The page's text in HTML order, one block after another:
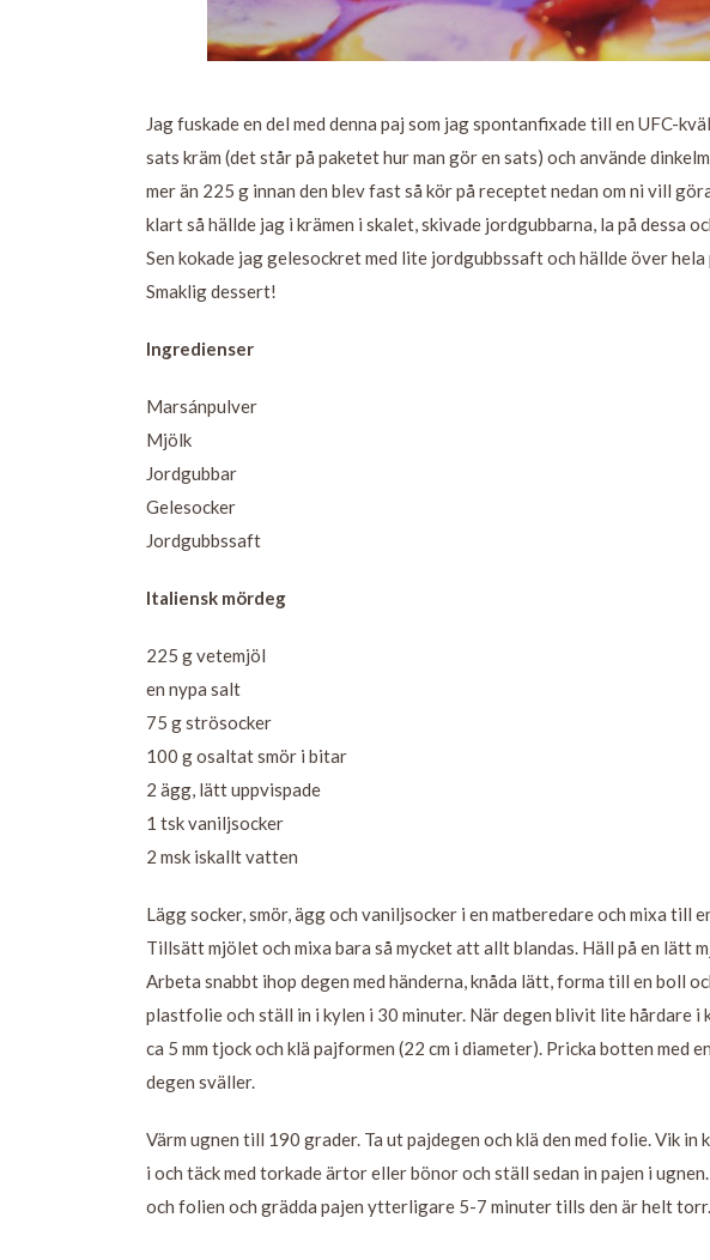
Jag fuskade en del med denna paj som jag spontanfixade till en UFC-
sats kräm (det står på paketet hur man gör en sats) och använde
mer än 225 g innan den blev fast så kör på receptet nedan om ni vill
klart så hällde jag i krämen i skalet, skivade jordgubbarna, la på dessa
Sen kokade jag gelesockret med lite jordgubbssaft och hällde över
Smaklig dessert!
Ingredienser
Marsánpulver
Mjölk
Jordgubbar
Gelesocker
Jordgubbssaft
Italiensk mördeg
225 g vetemjöl
en nypa salt
75 g strösocker
100 g osaltat smör i bitar
2 ägg, lätt uppvispade
1 tsk vaniljsocker
2 msk iskallt vatten
Lägg socker, smör, ägg och vaniljsocker i en matberedare och mixa till
Tillsätt mjölet och mixa bara så mycket att allt blandas. Häll på en lätt
Arbeta snabbt ihop degen med händerna, knåda lätt, forma till en boll
plastfolie och ställ in i kylen i 30 minuter. När degen blivit lite hårdare i
ca 5 mm tjock och klä pajformen (22 cm i diameter). Pricka botten med
degen sväller.
Värm ugnen till 190 grader. Ta ut pajdegen och klä den med folie. Vik
i och täck med torkade ärtor eller bönor och ställ sedan in pajen i
och folien och grädda pajen ytterligare 5-7 minuter tills den är helt